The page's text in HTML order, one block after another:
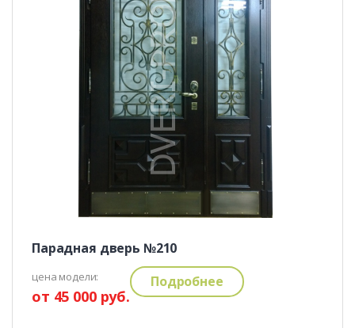
Парадная дверь №210
цена модели:
от 45 000 руб.
Подробнее